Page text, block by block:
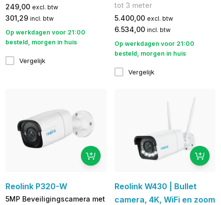
249,00 excl. btw
301,29 incl. btw
Op werkdagen voor 21:00
besteld, morgen in huis
Vergelijk
tot 3 meter
5.400,00 excl. btw
6.534,00 incl. btw
Op werkdagen voor 21:00
besteld, morgen in huis
Vergelijk
Reolink P320-W
5MP Beveiligingscamera met
Reolink W430 | Bullet
camera, 4K, WiFi en zoom